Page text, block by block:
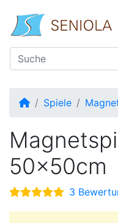
Startseite
Spiele
50x50cm
3